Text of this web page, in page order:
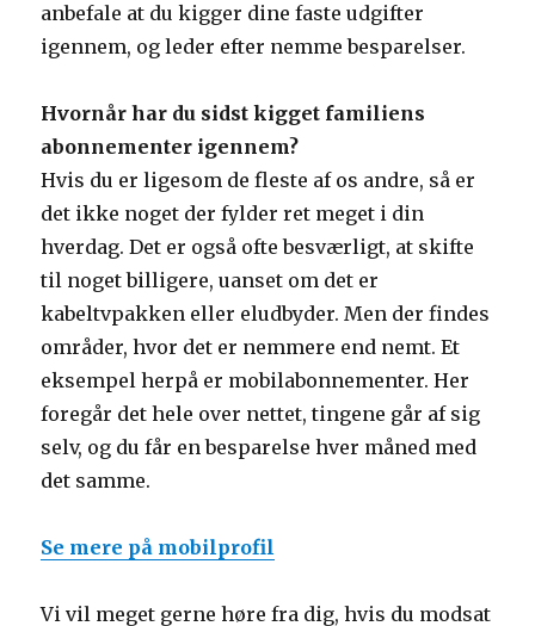
anbefale at du kigger dine faste udgifter
igennem, og leder efter nemme besparelser.
Hvornår har du sidst kigget familiens
abonnementer igennem?
Hvis du er ligesom de fleste af os andre, så er
det ikke noget der fylder ret meget i din
hverdag. Det er også ofte besværligt, at skifte
til noget billigere, uanset om det er
kabeltvpakken eller eludbyder. Men der findes
områder, hvor det er nemmere end nemt. Et
eksempel herpå er mobilabonnementer. Her
foregår det hele over nettet, tingene går af sig
selv, og du får en besparelse hver måned med
det samme.
Se mere på mobilprofil
Vi vil meget gerne høre fra dig, hvis du modsat